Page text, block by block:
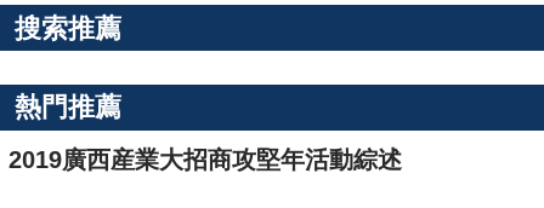
搜索推薦
熱門推薦
2019廣西産業大招商攻堅年活動綜述